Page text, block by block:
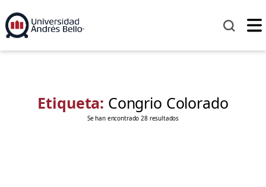
Etiqueta: Congrio Colorado
Se han encontrado 28 resultados